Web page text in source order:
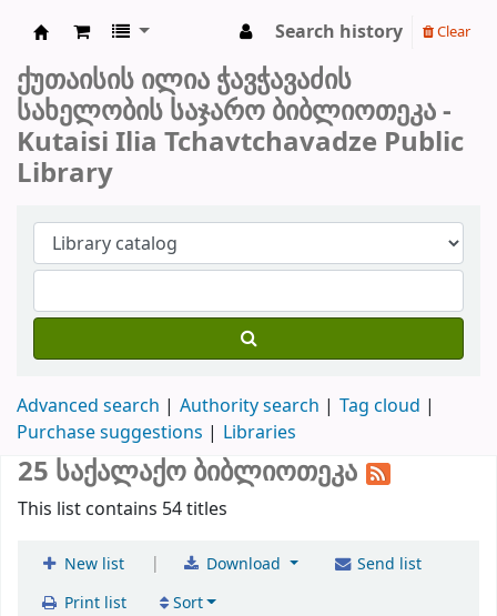
Search history Clear
ქუთაისის ილია ჭავჭავაძის
სახელობის საჯარო ბიბლიოთეკა -
Kutaisi Ilia Tchavtchavadze Public
Library
Advanced search Authority search
Tag cloud
Purchase suggestions
Libraries
25 საქალაქო ბიბლიოთეკა
This list contains 54 titles
New list | Download
Send list
Print list
Sort